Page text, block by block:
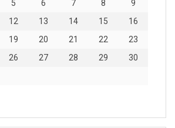
5 6 7 8
9
12 13 14 15
16
19 20 21 22
23
26 27 28 29
30